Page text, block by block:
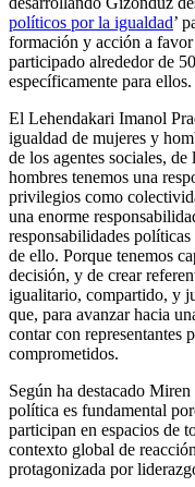
políticos por la igualdad’
formación y acción a
participado alrededor de
específicamente para ellos.
El Lehendakari Imanol
igualdad de mujeres y
de los agentes sociales,
hombres tenemos una
privilegios como
una enorme
responsabilidades
de ello. Porque tenemos
decisión, y de crear
igualitario, compartido, y
que, para avanzar hacia
contar con representantes
comprometidos.
Según ha destacado
política es fundamental
participan en espacios de
contexto global de
protagonizada por